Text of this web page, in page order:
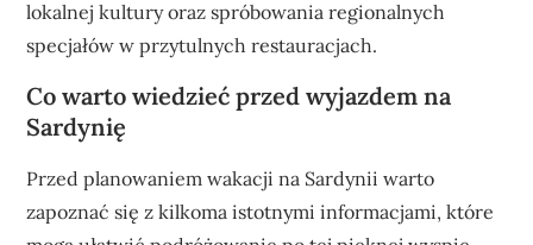
lokalnej kultury oraz spróbowania regionalnych
specjałów w przytulnych restauracjach.
Co warto wiedzieć przed wyjazdem na
Sardynię
Przed planowaniem wakacji na Sardynii warto
zapoznać się z kilkoma istotnymi informacjami, które